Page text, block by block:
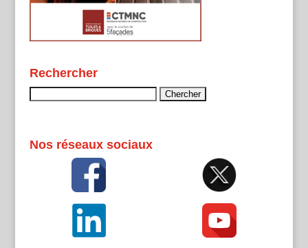
Rechercher
Nos réseaux sociaux